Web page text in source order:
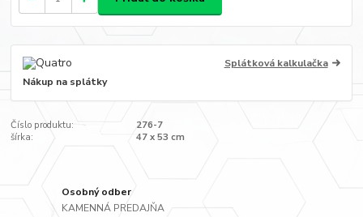
Splátková kalkulačka
Nákup na splátky
Číslo produktu:
276-7
šírka:
47 x 53 cm
Osobný odber
KAMENNÁ PREDAJŇA